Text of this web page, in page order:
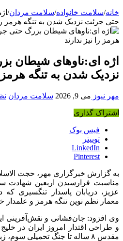
خانه/سلامت خانواده/سلامت مردان/
حتی جرئت نزدیک شدن به تنگه هرمز را
اژه ای:ناوهای شیطان
نزدیک شدن به تنگه هرمز
مهر نیوز می 9, 2026 سلامت مردان
اشتراک گذاری
فیس بوک
توییتر
LinkedIn
Pinterest
به گزارش خبرگزاری مهر، حجت
مناسبت فرارسیدن اربعین شهادت
عزیز، دریابان پاسدار تنگسیری
معمار نظم نوین تنگه هرمز و علمدار
وی افزود: جان‌فشانی و نقش‌آفرینی
و طراحی اقتدار امروز ایران در
مقدس ۸ ساله تا جنگ تحمیلی سوم، زبانزد است.